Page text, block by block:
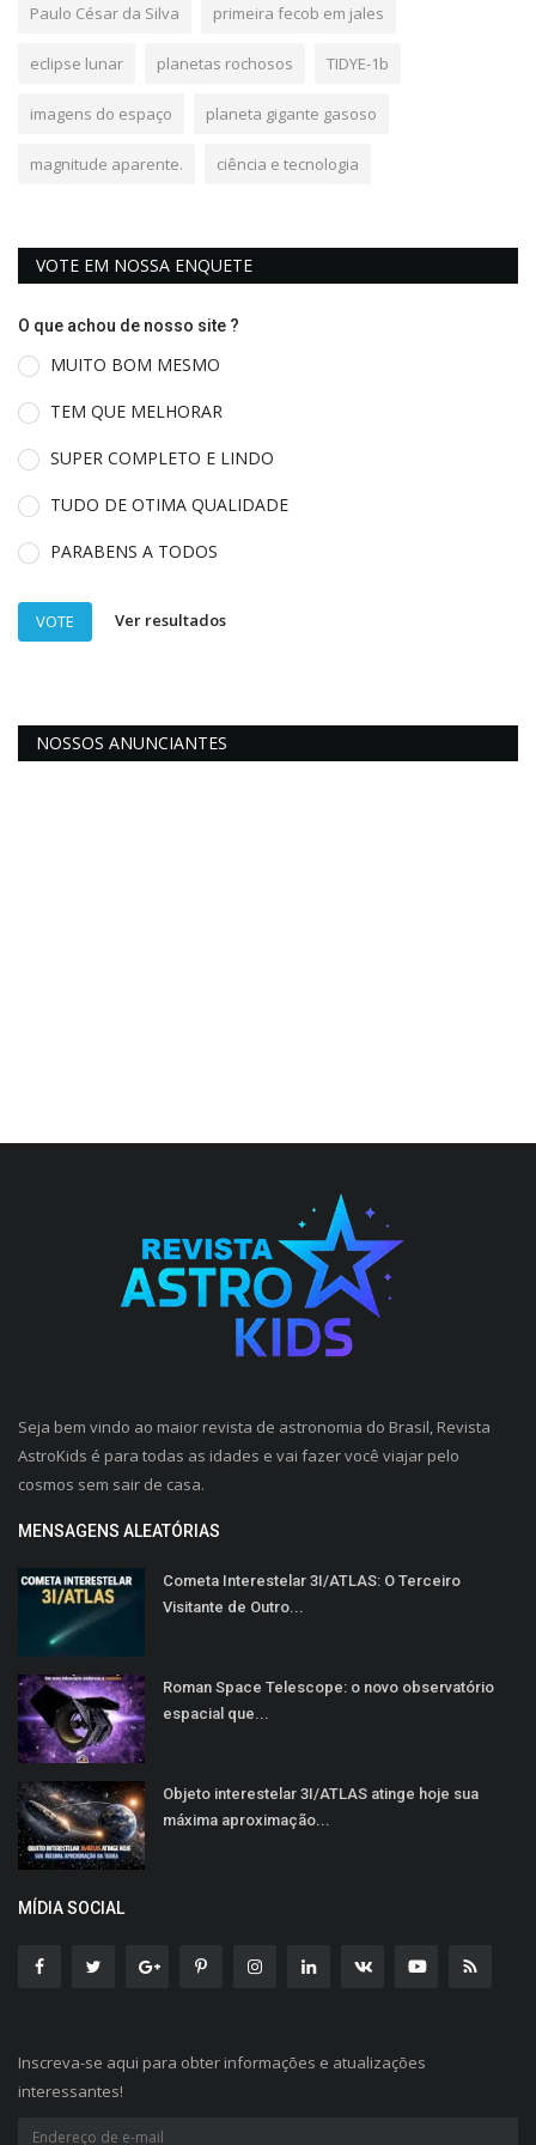
Paulo César da Silva primeira fecob em jales
eclipse lunar planetas rochosos TIDYE-1b
imagens do espaço planeta gigante gasoso
magnitude aparente. ciência e tecnologia
VOTE EM NOSSA ENQUETE
O que achou de nosso site ?
MUITO BOM MESMO
TEM QUE MELHORAR
SUPER COMPLETO E LINDO
TUDO DE OTIMA QUALIDADE
PARABENS A TODOS
VOTE Ver resultados
NOSSOS ANUNCIANTES
Seja bem vindo ao maior revista de astronomia do Brasil, Revista
AstroKids é para todas as idades e vai fazer você viajar pelo
cosmos sem sair de casa.
MENSAGENS ALEATÓRIAS
Cometa Interestelar 3I/ATLAS: O Terceiro
Visitante de Outro...
Roman Space Telescope: o novo observatório
espacial que...
Objeto interestelar 3I/ATLAS atinge hoje sua
máxima aproximação...
MÍDIA SOCIAL
Inscreva-se aqui para obter informações e atualizações
interessantes!